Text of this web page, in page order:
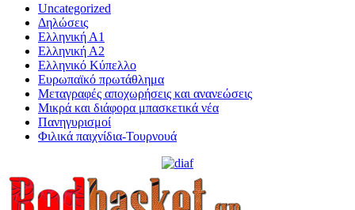
Uncategorized
Δηλώσεις
Ελληνική Α1
Ελληνική Α2
Ελληνικό Κύπελλο
Ευρωπαϊκό πρωτάθλημα
Μεταγραφές αποχωρήσεις και ανανεώσεις
Μικρά και διάφορα μπασκετικά νέα
Πανηγυρισμοί
Φιλικά παιχνίδια-Τουρνουά